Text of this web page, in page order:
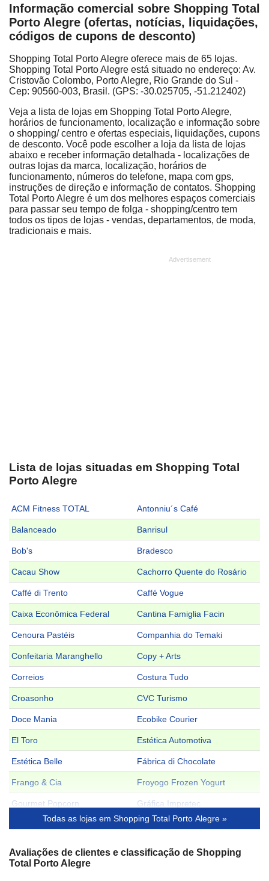
Informação comercial sobre Shopping Total
Porto Alegre (ofertas, notícias, liquidações,
códigos de cupons de desconto)
Shopping Total Porto Alegre oferece mais de 65 lojas.
Shopping Total Porto Alegre está situado no endereço: Av.
Cristovão Colombo, Porto Alegre, Rio Grande do Sul -
Cep: 90560-003, Brasil. (GPS: -30.025705, -51.212402)
Veja a lista de lojas em Shopping Total Porto Alegre,
horários de funcionamento, localização e informação sobre
o shopping/ centro e ofertas especiais, liquidações, cupons
de desconto. Você pode escolher a loja da lista de lojas
abaixo e receber informação detalhada - localizações de
outras lojas da marca, localização, horários de
funcionamento, números do telefone, mapa com gps,
instruções de direção e informação de contatos. Shopping
Total Porto Alegre é um dos melhores espaços comerciais
para passar seu tempo de folga - shopping/centro tem
todos os tipos de lojas - vendas, departamentos, de moda,
tradicionais e mais.
Lista de lojas situadas em Shopping Total
Porto Alegre
ACM Fitness TOTAL Antonniu´s Café
Balanceado Banrisul
Bob's Bradesco
Cacau Show Cachorro Quente do Rosário
Caffé di Trento Caffé Vogue
Caixa Econômica Federal Cantina Famiglia Facin
Cenoura Pastéis Companhia do Temaki
Confeitaria Maranghello Copy + Arts
Correios Costura Tudo
Croasonho CVC Turismo
Doce Mania Ecobike Courier
El Toro Estética Automotiva
Estética Belle Fábrica di Chocolate
Frango & Cia Froyogo Frozen Yogurt
Gourmet Popcorn Gráfica Impretec
Green Car Habib's
Jappa Sushi Bar Jefe Grill
La Estância
Todas as lojas em Shopping Total Porto Alegre »
Avaliações de clientes e classificação de Shopping
Total Porto Alegre